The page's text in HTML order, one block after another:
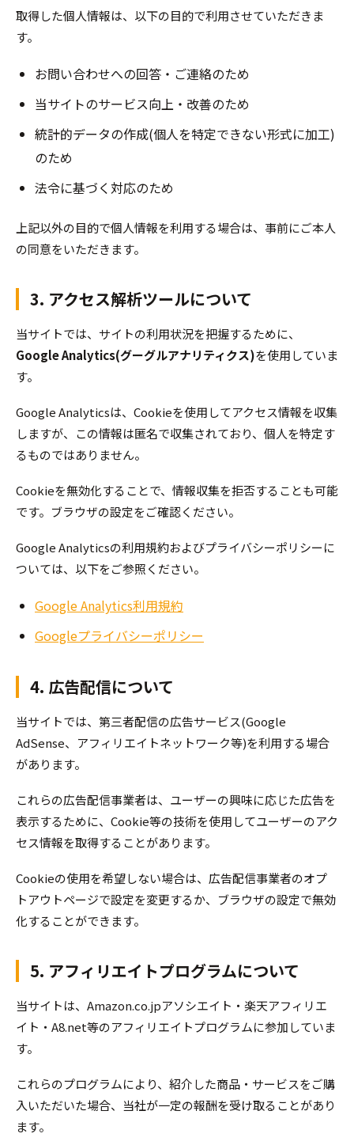
取得した個人情報は、以下の目的で利用させていただきま
す。
お問い合わせへの回答・ご連絡のため
当サイトのサービス向上・改善のため
統計的データの作成(個人を特定できない形式に加工)
のため
法令に基づく対応のため
上記以外の目的で個人情報を利用する場合は、事前にご本人
の同意をいただきます。
3. アクセス解析ツールについて
当サイトでは、サイトの利用状況を把握するために、
Google Analytics(グーグルアナリティクス)を使用していま
す。
Google Analyticsは、Cookieを使用してアクセス情報を収集
しますが、この情報は匿名で収集されており、個人を特定す
るものではありません。
Cookieを無効化することで、情報収集を拒否することも可能
です。ブラウザの設定をご確認ください。
Google Analyticsの利用規約およびプライバシーポリシーに
ついては、以下をご参照ください。
Google Analytics利用規約
Googleプライバシーポリシー
4. 広告配信について
当サイトでは、第三者配信の広告サービス(Google
AdSense、アフィリエイトネットワーク等)を利用する場合
があります。
これらの広告配信事業者は、ユーザーの興味に応じた広告を
表示するために、Cookie等の技術を使用してユーザーのアク
セス情報を取得することがあります。
Cookieの使用を希望しない場合は、広告配信事業者のオプ
トアウトページで設定を変更するか、ブラウザの設定で無効
化することができます。
5. アフィリエイトプログラムについて
当サイトは、Amazon.co.jpアソシエイト・楽天アフィリエ
イト・A8.net等のアフィリエイトプログラムに参加していま
す。
これらのプログラムにより、紹介した商品・サービスをご購
入いただいた場合、当社が一定の報酬を受け取ることがあり
ます。